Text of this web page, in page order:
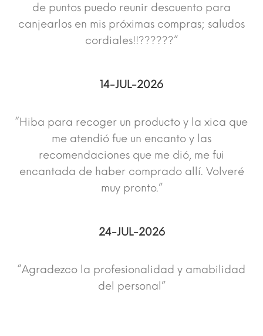
de puntos puedo reunir descuento para
canjearlos en mis próximas compras; saludos
cordiales!!??????”
14-JUL-2026
“Hiba para recoger un producto y la xica que
me atendió fue un encanto y las
recomendaciones que me dió, me fui
encantada de haber comprado allí. Volveré
muy pronto.”
24-JUL-2026
“Agradezco la profesionalidad y amabilidad
del personal”